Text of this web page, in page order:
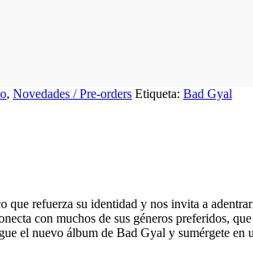
, Novedades / Pre-orders Etiqueta: Bad Gyal
refuerza su identidad y nos invita a
con muchos de sus géneros preferidos,
el nuevo álbum de Bad Gyal y sumérgete en